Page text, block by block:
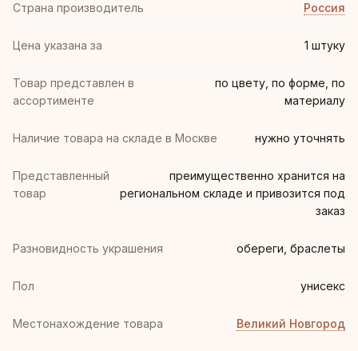
Страна производитель Россия
Цена указана за 1 штуку
Товар представлен в
ассортименте
по цвету, по форме, по
материалу
Наличие товара на складе в Москве нужно уточнять
Представленный
товар
преимущественно хранится на
региональном складе и привозится под
заказ
Разновидность украшения обереги, браслеты
Пол унисекс
Местонахождение товара Великий Новгород